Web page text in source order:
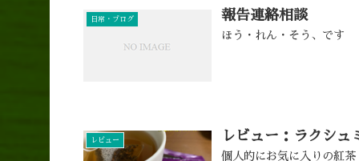
日常・ブログ 報告連絡相談
ほう・れん・そう、です
レビュー レビュー：ラクシュ
個人的にお気に入りの紅